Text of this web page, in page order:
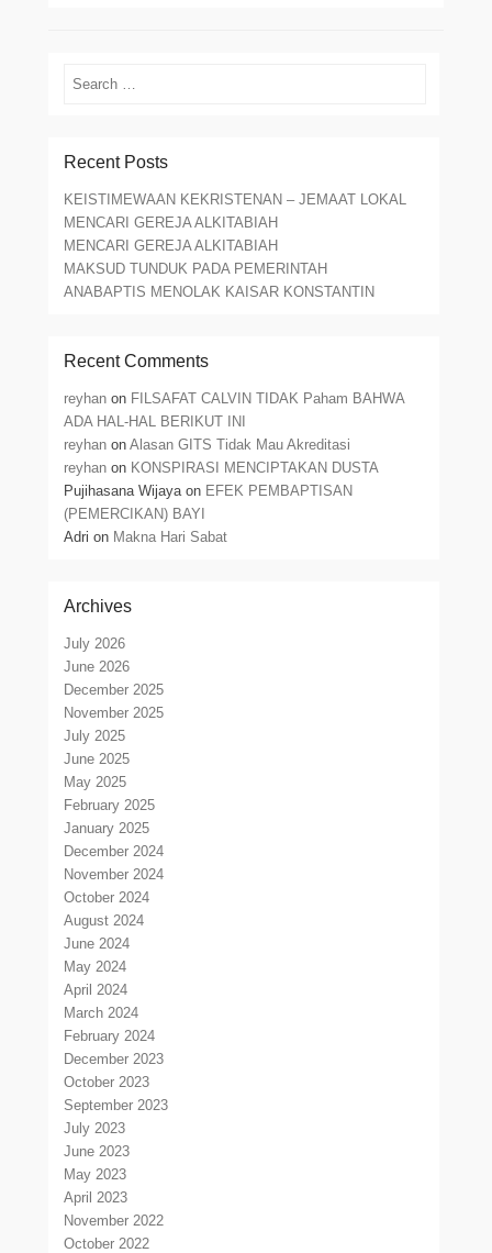
Search
Recent Posts
KEISTIMEWAAN KEKRISTENAN – JEMAAT LOKAL
MENCARI GEREJA ALKITABIAH
MENCARI GEREJA ALKITABIAH
MAKSUD TUNDUK PADA PEMERINTAH
ANABAPTIS MENOLAK KAISAR KONSTANTIN
Recent Comments
reyhan on FILSAFAT CALVIN TIDAK Paham BAHWA
ADA HAL-HAL BERIKUT INI
reyhan onAlasan GITS Tidak Mau Akreditasi
reyhan on KONSPIRASI MENCIPTAKAN DUSTA
Pujihasana Wijayaon EFEK PEMBAPTISAN
(PEMERCIKAN) BAYI
Adri on Makna Hari Sabat
Archives
July 2026
June 2026
December 2025
November 2025
July 2025
June 2025
May 2025
February 2025
January 2025
December 2024
November 2024
October 2024
August 2024
June 2024
May 2024
April 2024
March 2024
February 2024
December 2023
October 2023
September 2023
July 2023
June 2023
May 2023
April 2023
November 2022
October 2022